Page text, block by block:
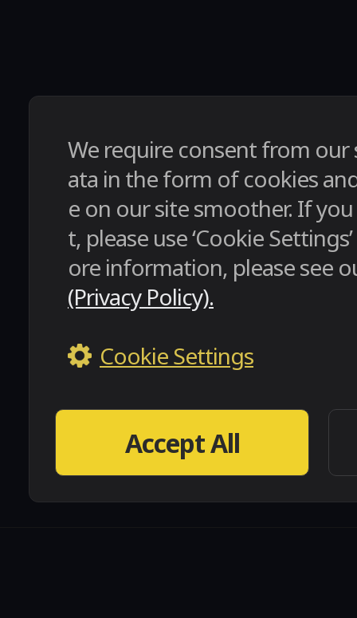
We require consent from
ata in the form of cookies
e on our site smoother. If
t, please use ‘Cookie
ore information, please see
(Privacy Policy).
Cookie Settings
Accept All